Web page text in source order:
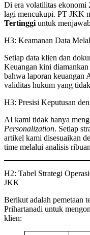
Di era volatilitas ekonomi
lagi mencukupi. PT JKK
Tertinggi untuk
H3: Keamanan Data
Setiap data klien dan
Keuangan kini
bahwa laporan keuangan
validitas hukum yang
H3: Presisi Keputusan
AI kami tidak hanya
Personalization. Setiap
artikel kami disesuaikan
time melalui analisis
H2: Tabel Strategi
JKK
Berikut adalah pemetaan
Prihartanadi untuk
klien: